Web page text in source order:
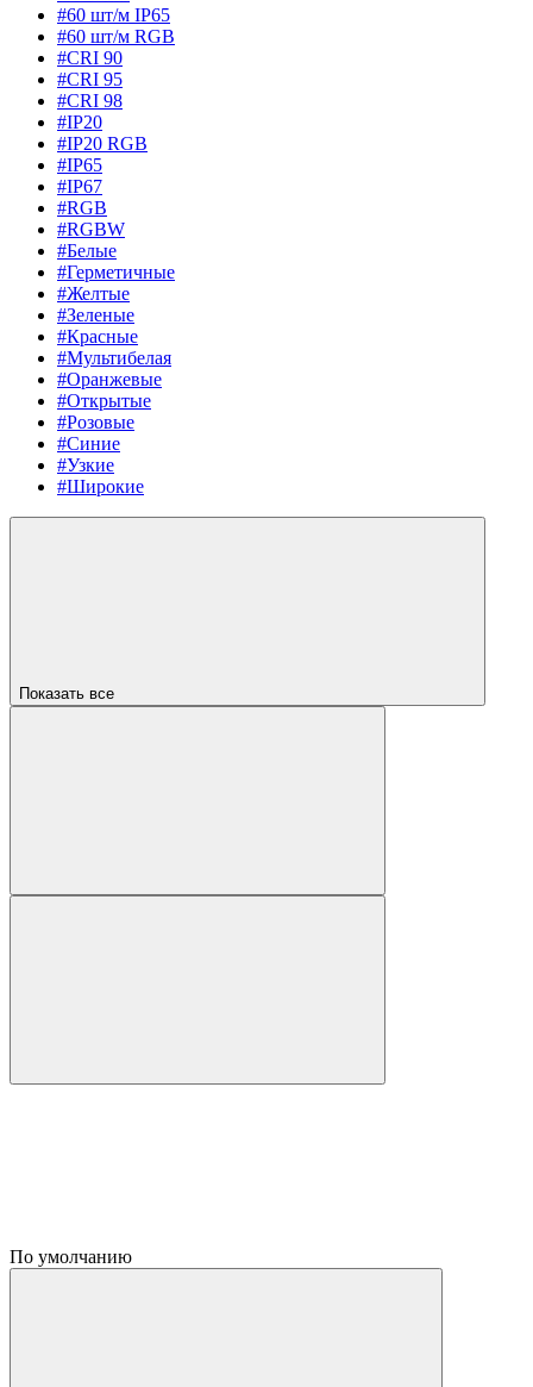
#60 шт/м IP65
#60 шт/м RGB
#CRI 90
#CRI 95
#CRI 98
#IP20
#IP20 RGB
#IP65
#IP67
#RGB
#RGBW
#Белые
#Герметичные
#Желтые
#Зеленые
#Красные
#Мультибелая
#Оранжевые
#Открытые
#Розовые
#Синие
#Узкие
#Широкие
Показать все
По умолчанию